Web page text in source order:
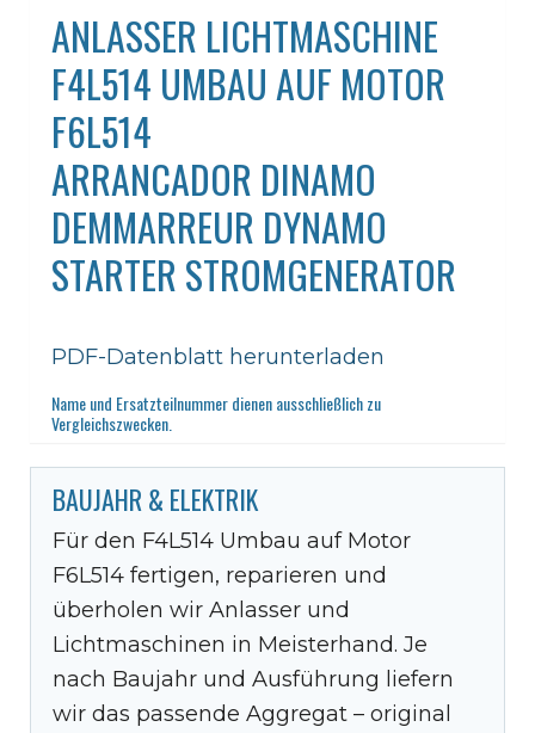
ANLASSER LICHTMASCHINE
F4L514 UMBAU AUF MOTOR
F6L514
ARRANCADOR DINAMO
DEMMARREUR DYNAMO
STARTER STROMGENERATOR
PDF-Datenblatt herunterladen
Name und Ersatzteilnummer dienen ausschließlich zu
Vergleichszwecken.
BAUJAHR & ELEKTRIK
Für den F4L514 Umbau auf Motor
F6L514 fertigen, reparieren und
überholen wir Anlasser und
Lichtmaschinen in Meisterhand. Je
nach Baujahr und Ausführung liefern
wir das passende Aggregat – original